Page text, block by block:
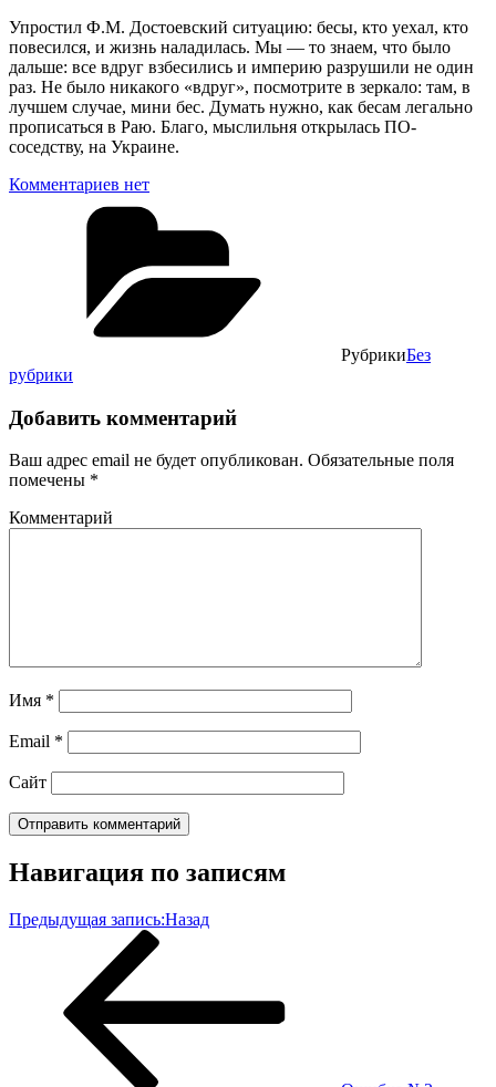
Упростил Ф.М. Достоевский ситуацию: бесы, кто уехал, кто
повесился, и жизнь наладилась. Мы — то знаем, что было
дальше: все вдруг взбесились и империю разрушили не один
раз. Не было никакого «вдруг», посмотрите в зеркало: там, в
лучшем случае, мини бес. Думать нужно, как бесам легально
прописаться в Раю. Благо, мыслильня открылась ПО-
соседству, на Украине.
Комментариев нет
РубрикиБез
рубрики
Добавить комментарий
Ваш адрес email не будет опубликован. Обязательные поля
помечены *
Комментарий
Имя *
Email *
Сайт
Навигация по записям
Предыдущая запись:Назад